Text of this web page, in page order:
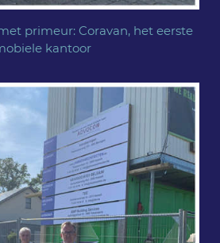
primeur: Coravan, het eerste
kantoor